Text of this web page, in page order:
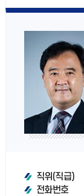
직위(직급)
전화번호